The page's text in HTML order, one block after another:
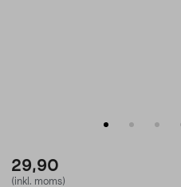
29,90
(inkl. moms)